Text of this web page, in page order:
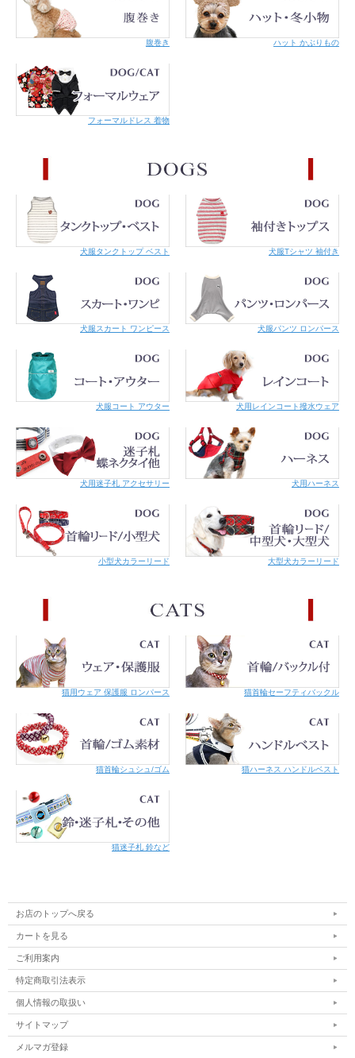
繋ぎ止め＆ショートリード
“便利な持ち手”
持ち手部分がナスカンで開くカフェタイプのリードは、ちょっとした繋留も可
能です。ナスカンを首輪のＤカンに繋げると1/2の長さのショートリードに変
（別売り）は、首輪に巻き付けて止めるだけの簡単設
計の迷子札。下がるタイプだと噛んじゃうこにもオススメです。電話番号など
の大切な個人情報も外からは見えないので安心です。
レッド
サイズ 適応体重kg
腹巻き ハット かぶりもの
フォーマルドレス 着物
犬服タンクトップ ベスト 犬服Tシャツ 袖付き
犬服スカート ワンピース 犬服パンツ ロンパース
犬服コート アウター 犬用レインコート撥水ウェア
犬用迷子札 アクセサリー 犬用ハーネス
小型犬カラーリード 大型犬カラーリード
猫用ウェア 保護服 ロンパース 猫首輪セーフティバックル
猫首輪シュシュ/ゴム 猫ハーネス ハンドルベスト
猫迷子札 鈴など
お店のトップへ戻る
カートを見る
ご利用案内
特定商取引法表示
個人情報の取扱い
サイトマップ
メルマガ登録